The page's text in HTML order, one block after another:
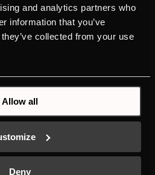
and analytics partners who
information that you’ve
collected from your use
Allow all
Deny
POZNAJ MARKĘ
KÜPPERSBUSCH
HISTORIA
DO POBRANIA
NOWA ETYKIETA
KONTAKT
INDIVIDUELL